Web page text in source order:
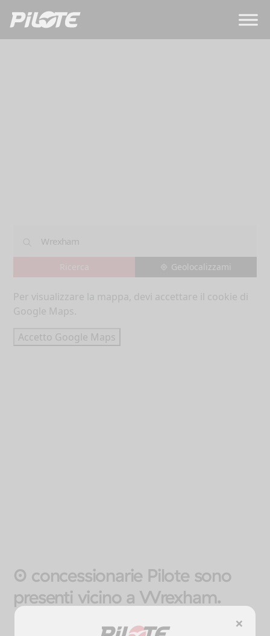
Geolocalizzami
Per visualizzare la mappa, devi accettare il cookie di
Google Maps.
Accetto Google Maps
0 concessionarie Pilote sono
presenti vicino a Wrexham.
×